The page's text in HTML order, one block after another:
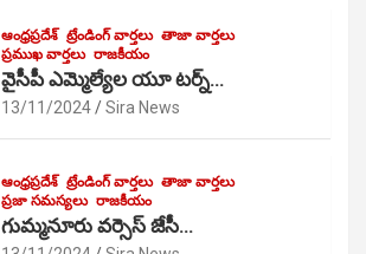
ఆంధ్రప్రదేశ్ ట్రేండింగ్ వార్తలు తాజా వార్తలు
ప్రముఖ వార్తలు రాజకీయం
వైసీపీ ఎమ్మెల్యేల యూ టర్న్…
13/11/2024 Sira News
ఆంధ్రప్రదేశ్ ట్రేండింగ్ వార్తలు తాజా వార్తలు
ప్రజా సమస్యలు రాజకీయం
గుమ్మనూరు వర్సెస్ జేసీ…